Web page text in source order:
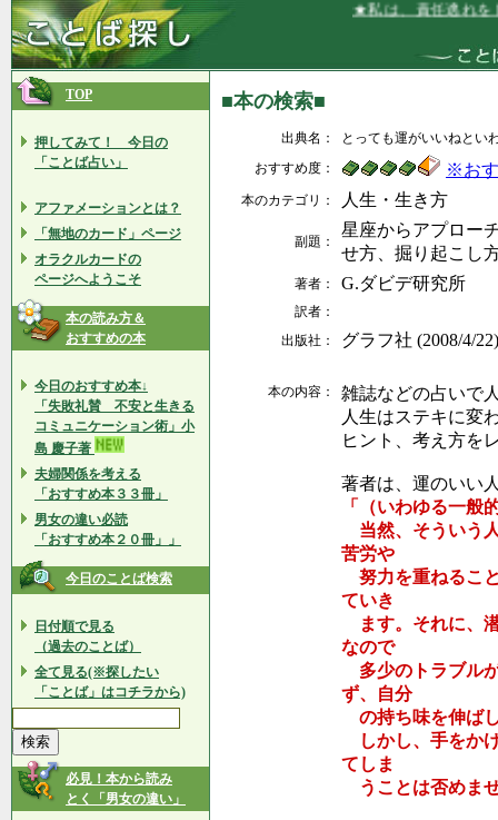
★私は、責任逃れをし
TOP
押してみて！ 今日の
「ことば占い」
アファメーションとは？
「無地のカード」ページ
オラクルカードの
ページへようこそ
本の読み方＆
おすすめの本
今日のおすすめ本↓
「失敗礼賛 不安と生きる
コミュニケーション術」小
島 慶子著
夫婦関係を考える
「おすすめ本３３冊」
男女の違い必読
「おすすめ本２０冊」」
今日のことば検索
日付順で見る
（過去のことば）
全て見る(※探したい
「ことば」はコチラから)
必見！本から読み
とく「男女の違い」
■本の検索■
出典名：
とっても運がいいねとい
おすすめ度：
※お
本のカテゴリ： 人生・生き方
副題：
星座からアプロー
せ方、掘り起こし
著者： G.ダビデ研究所
訳者：
出版社：
グラフ社 (2008/4/
本の内容：
雑誌などの占いで
人生はステキに変
ヒント、考え方を
著者は、運のいい
「（いわゆる一般
当然、そういう
苦労や
努力を重ねるこ
ていき
ます。それに、
なので
多少のトラブル
ず、自分
の持ち味を伸ば
しかし、手をか
てしま
うことは否めま